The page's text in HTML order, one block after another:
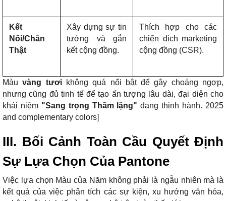
Kết
Nối/Chân
Thật
Xây dựng sự tin
tưởng và gắn
kết cộng đồng.
Thích hợp cho các
chiến dịch marketing
cộng đồng (CSR).
Màuvàng tươikhông quá nổi bật để gây choáng ngợp,
nhưng cũng đủ tinh tế để tạo ấn tượng lâu dài, đại diện cho
khái niệm "Sang trọng Thầm lặng" đang thịnh hành. 2025
and complementary colors]
III. Bối Cảnh Toàn Cầu Quyết Định
Sự Lựa Chọn Của Pantone
Việc lựa chọn Màu của Năm không phải là ngẫu nhiên mà là
kết quả của việc phân tích các sự kiện, xu hướng văn hóa,